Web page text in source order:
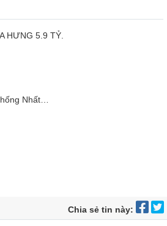
HƯNG 5.9 TỶ.
Nhất…
Chia sẻ tin này: